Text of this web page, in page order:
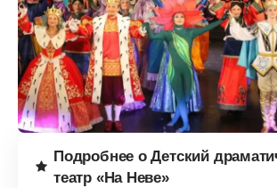
Подробнее о Детский
театр «На Неве»